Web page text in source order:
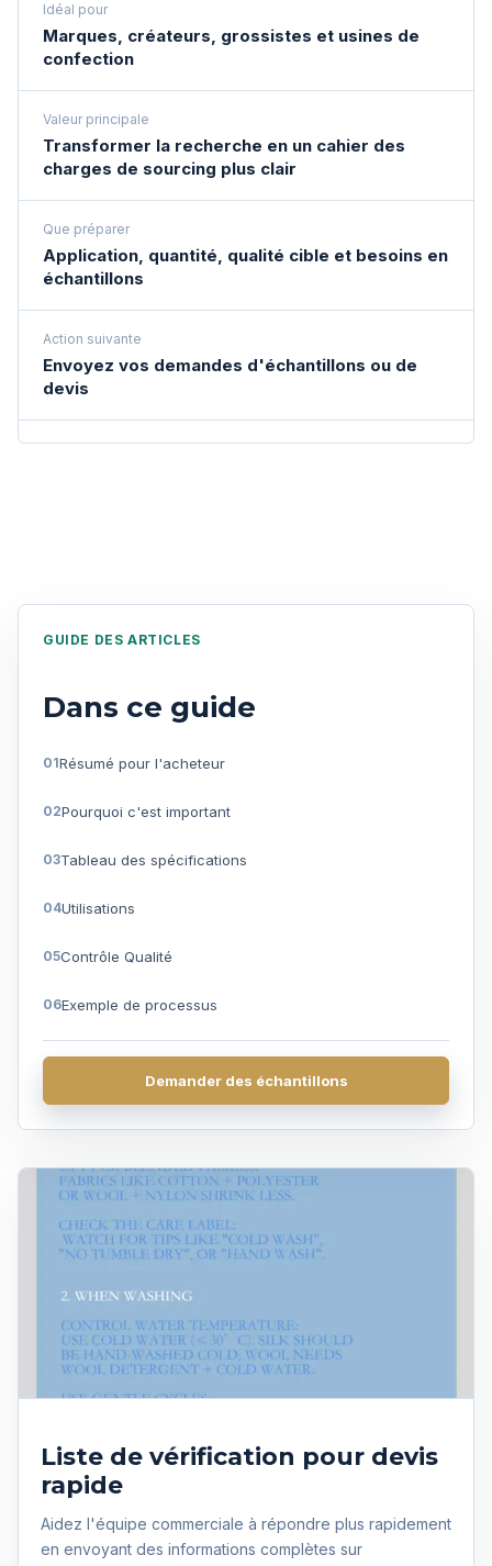
Idéal pour
Marques, créateurs, grossistes et usines de
confection
Valeur principale
Transformer la recherche en un cahier des
charges de sourcing plus clair
Que préparer
Application, quantité, qualité cible et besoins en
échantillons
Action suivante
Envoyez vos demandes d'échantillons ou de
devis
GUIDE DES ARTICLES
Dans ce guide
Résumé pour l'acheteur
Pourquoi c'est important
Tableau des spécifications
Utilisations
Contrôle Qualité
Exemple de processus
Questions fréquentes
Obtenir un devis
Demander des échantillons
Liste de vérification pour devis
rapide
Aidez l'équipe commerciale à répondre plus rapidement
en envoyant des informations complètes sur